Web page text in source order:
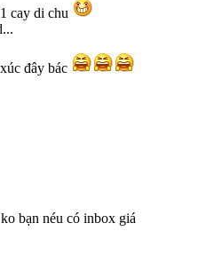
cay di chu
đây bác
bạn néu có inbox giá